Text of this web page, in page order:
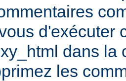
d'exécuter
dans la
les